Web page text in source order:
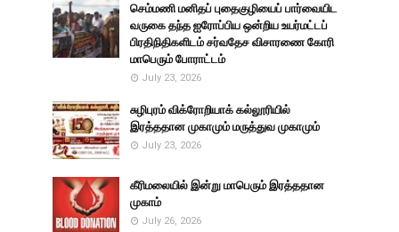
செம்மணி மனிதப் புதைகுழியைப் பார்வையிட
வருகை தந்த ஐரோப்பிய ஒன்றிய உயர்மட்டப்
பிரதிநிதிகளிடம் சர்வதேச விசாரணை கோரி
மாபெரும் போராட்டம்
July 23, 2026
சுழிபுரம் விக்ரோறியாக் கல்லூரியில்
இரத்ததான முகாமும் மருத்துவ முகாமும்
July 23, 2026
கீரிமலையில் இன்று மாபெரும் இரத்ததான
முகாம்
July 26, 2026